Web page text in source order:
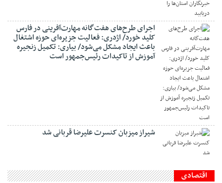
اجرای طرح‌های هفت‌گانه مهارت‌آفرینی در فارس
کلید خورد/ اژدری: فعالیت جزیره‌‌ای حوزه اشتغال
باعث ایجاد مشکل می‌شود/ بیاری: تکمیل زنجیره
آموزش از تاکیدات رئیس‌جمهور است
شیراز میزبان کنسرت علیرضا قربانی شد
اقتصادی